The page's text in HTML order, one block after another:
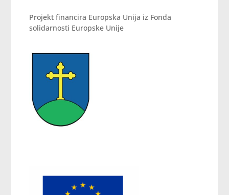
Projekt financira Europska Unija iz Fonda
solidarnosti Europske Unije